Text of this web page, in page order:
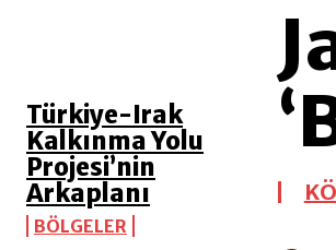
Türkiye-Irak
Kalkınma Yolu
Projesi’nin
Arkaplanı
BÖLGELER